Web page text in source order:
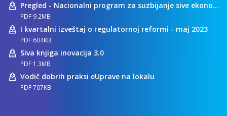
Pregled - Nacionalni program za suzbijanje sive ekonomije
PDF 9.2MB
I kvartalni izveštaj o regulatornoj reformi - maj 2023
PDF 604KB
Siva knjiga inovacija 3.0
PDF 1.3MB
Vodič dobrih praksi eUprave na lokalu
PDF 707KB